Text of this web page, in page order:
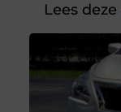
Lees deze